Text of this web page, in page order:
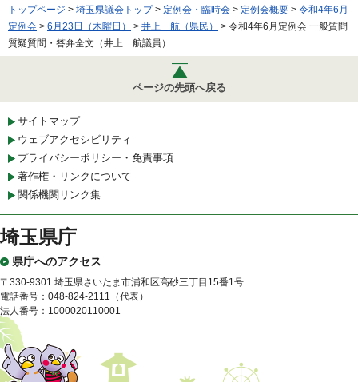
トップページ > 埼玉県議会トップ> 定例会・臨時会 > 定例会概要 > 令和4年6月
定例会 > 6月23日（木曜日） > 井上 航（県民）
> 令和4年6月定例会 一般質問
質疑質問・答弁全文（井上 航議員）
ページの先頭へ戻る
サイトマップ
ウェブアクセシビリティ
プライバシーポリシー・免責事項
著作権・リンクについて
関係機関リンク集
埼玉県庁
県庁へのアクセス
〒330-9301 埼玉県さいたま市浦和区高砂三丁目15番1号
電話番号：048-824-2111（代表）
法人番号：1000020110001